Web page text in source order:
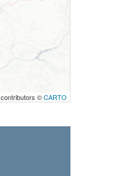
contributors ©CARTO